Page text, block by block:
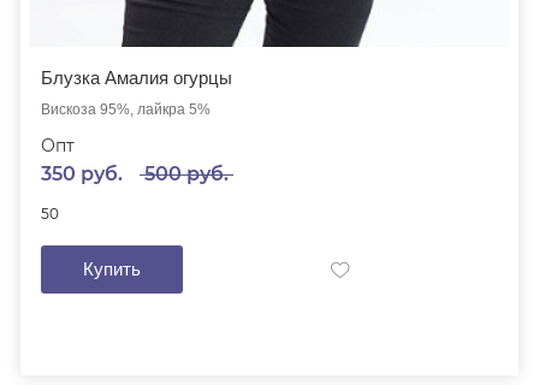
Блузка Амалия огурцы
Вискоза 95%, лайкра 5%
Опт
350 руб. 500 руб.
50
Купить